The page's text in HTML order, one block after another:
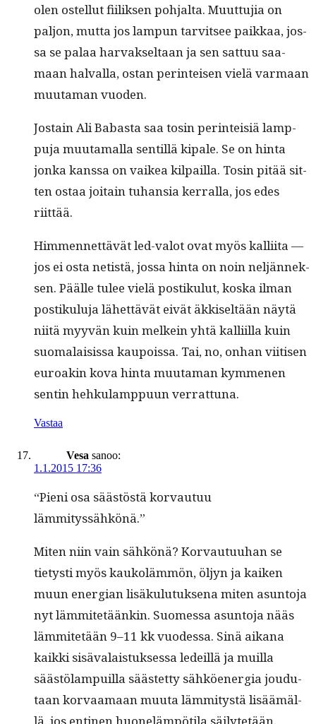
olen ostel­lut fiilik­sen poh­jal­ta. Muut­tu­jia on
paljon, mut­ta jos lam­pun tarvit­see paikkaa, jos­
sa se palaa har­vak­seltaan ja sen sat­tuu saa­
maan hal­val­la, ostan per­in­teisen vielä var­maan
muu­ta­man vuoden.
Jostain Ali Babas­ta saa tosin per­in­teisiä lamp­
pu­ja muu­ta­mal­la sen­til­lä kipale. Se on hin­ta
jon­ka kanssa on vaikea kil­pail­la. Tosin pitää sit­
ten ostaa joitain tuhan­sia ker­ral­la, jos edes
riittää.
Him­men­net­tävät led-val­ot ovat myös kalli­ita —
jos ei osta netistä, jos­sa hin­ta on noin neljän­nek­
sen. Päälle tulee vielä postiku­lut, kos­ka ilman
postiku­lu­ja lähet­tävät eivät äkkiseltään näytä
niitä myyvän kuin melkein yhtä kalli­il­la kuin
suo­ma­lai­sis­sa kaupois­sa. Tai, no, onhan viitisen
euroakin kova hin­ta muu­ta­man kymme­nen
sentin hehku­lamp­pu­un verrattuna.
Vastaa
Vesa sanoo:
1.1.2015 17:36
“Pieni osa säästöstä kor­vau­tuu
lämmityssähkönä.”
Miten niin vain sähkönä? Kor­vau­tu­uhan se
tietysti myös kaukoläm­mön, öljyn ja kaiken
muun ener­gian lisäku­lu­tuk­se­na miten asun­to­ja
nyt läm­mitetäänkin. Suomes­sa asun­to­ja nääs
läm­mitetään 9–11 kk vuodessa. Sinä aikana
kaik­ki sisä­valais­tuk­ses­sa ledeil­lä ja muil­la
säästölam­puil­la säästet­ty sähköen­er­gia joudu­
taan kor­vaa­maan muu­ta läm­mi­tys­tä lisäämäl­
lä, jos enti­nen huoneläm­pöti­la säilytetään.